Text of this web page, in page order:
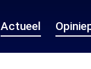
Actueel